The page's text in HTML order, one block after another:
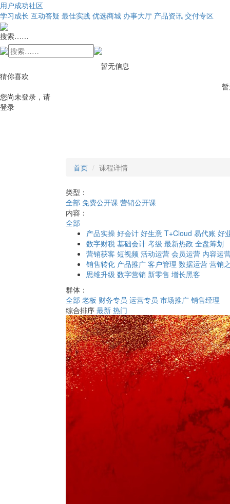
用户成功社区
学习成长 互动答疑 最佳实践 优选商城 办事大厅 产品资讯 交付专区
搜索……
暂无信息
猜你喜欢
您尚未登录，请
登录
首页 课程详情
类型：
全部 免费公开课 营销公开课
内容：
全部
产品实操 好会计 好生意 T+Cloud 易代账 好
数字财税 基础会计 考级 最新热政 全盘筹划
营销获客 短视频 活动运营 会员运营 内容运
销售转化 产品推广 客户管理 数据运营 营销
思维升级 数字营销 新零售 增长黑客
群体：
全部 老板 财务专员 运营专员 市场推广 销售经理
综合排序 最新 热门